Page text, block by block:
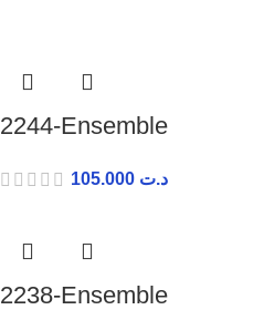
2244-Ensemble
د.ت
2238-Ensemble